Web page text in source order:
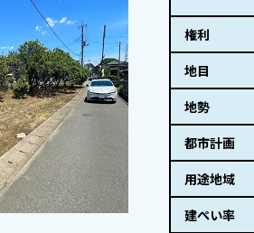
権利
地目
地勢
都市計画
用途地域
建ぺい率